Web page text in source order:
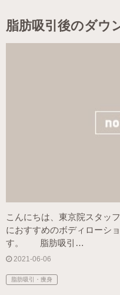
脂肪吸引後のダウ
こんにちは、東京院スタッ
におすすめのボディローシ
す。 脂肪吸引…
2021-06-06
脂肪吸引・痩身